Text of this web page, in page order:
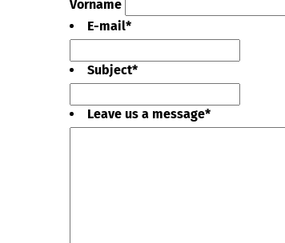
Vorname
E-mail*
Subject*
Leave us a message*